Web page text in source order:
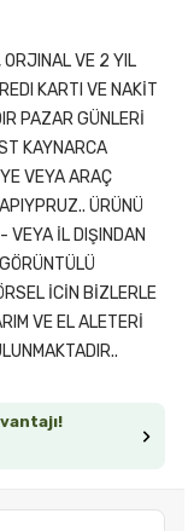
ORJINAL VE 2 YIL
KARTI VE NAKİT
PAZAR GÜNLERİ
KAYNARCA
VEYA ARAÇ
ÜRÜNÜ
VEYA İL DIŞINDAN
İCİN BİZLERLE
VE EL ALETERİ